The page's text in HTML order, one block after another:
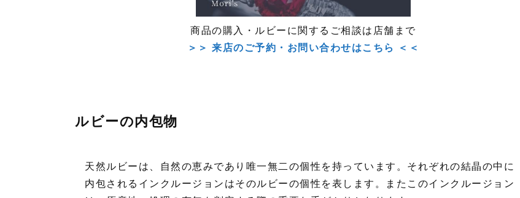
商品の購入・ルビーに関するご相談は店舗まで
＞＞ 来店のご予約・お問い合わせはこちら ＜＜
ルビーの内包物
天然ルビーは、自然の恵みであり唯一無二の個性を持っています。それぞれの結晶の中に
内包されるインクルージョンはそのルビーの個性を表します。またこのインクルージョン